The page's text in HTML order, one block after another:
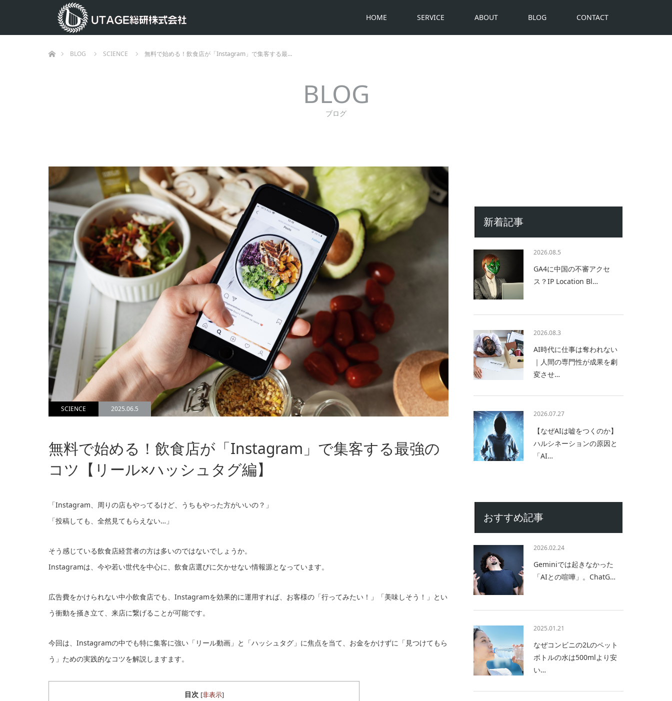
HOME SERVICE ABOUT BLOG CONTACT
BLOG
SCIENCE 無料で始める！飲食店が「Instagram」で集客する最…
BLOG
ブログ
SCIENCE 2025.06.5
無料で始める！飲食店が「Instagram」で集客する最強の
コツ【リール×ハッシュタグ編】
「Instagram、周りの店もやってるけど、うちもやった方がいいの？」
「投稿しても、全然見てもらえない…」
そう感じている飲食店経営者の方は多いのではないでしょうか。
Instagramは、今や若い世代を中心に、飲食店選びに欠かせない情報源となっています。
広告費をかけられない中小飲食店でも、Instagramを効果的に運用すれば、お客様の「行ってみたい！」「美味しそう！」とい
う衝動を掻き立て、来店に繋げることが可能です。
今回は、Instagramの中でも特に集客に強い「リール動画」と「ハッシュタグ」に焦点を当て、お金をかけずに「見つけてもら
う」ための実践的なコツを解説しますます。
目次 [非表示]
新着記事
2026.08.5
GA4に中国の不審アクセ
ス？IP Location Bl…
2026.08.3
AI時代に仕事は奪われない
｜人間の専門性が成果を劇
変させ…
2026.07.27
【なぜAIは嘘をつくのか】
ハルシネーションの原因と
「AI…
おすすめ記事
2026.02.24
Geminiでは起きなかった
「AIとの喧嘩」。ChatG…
2025.01.21
なぜコンビニの2Lのペット
ボトルの水は500mlより安
い…